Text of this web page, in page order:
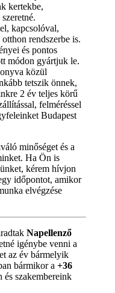
kertekbe,
kapcsolóval,
rendszerbe is.
és pontos
módon gyártjuk le.
közül
tetszik önnek,
2 év teljes körű
felméréssel
Budapest
minőséget és a
Ha Ön is
kérem hívjon
időpontot, amikor
elvégzése
Napellenző
igénybe venni a
az év bármelyik
bármikor a +36
és szakembereink